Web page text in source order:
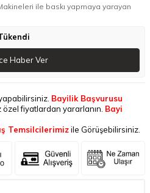
ile baskı yapmaya yarayan
Haber Ver
Bayilik Başvurusu
özel fiyatlardan yararlanın. Bayi
Temsilcilerimizile Görüşebilirsiniz.